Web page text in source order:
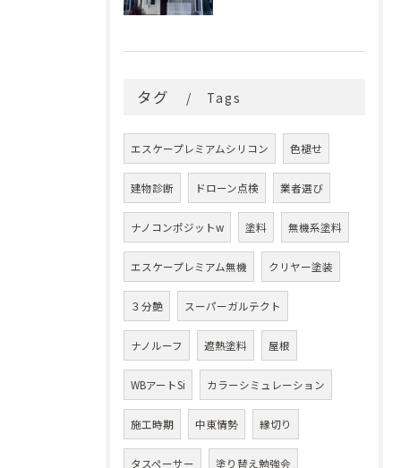
タグ Tags
エスケープレミアムシリコン 色褪せ
建物診断 ドローン点検 業者選び
ナノコンポジットw 塗料 無機系塗料
エスケープレミアム無機 クリヤー塗装
３分艶 スーパーガルテクト
ナノルーフ 遮熱塗料 屋根
WBアートSi カラーシミュレーション
施工時期 中東情勢 縁切り
タスペーサー 塗り替え勉強会